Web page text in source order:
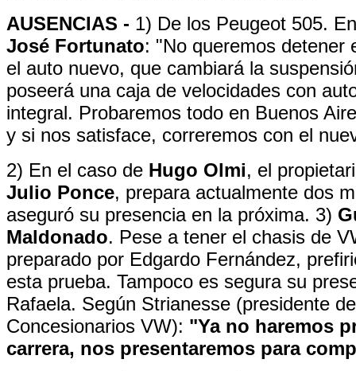
AUSENCIAS - 1) De los Peugeot 505.
José Fortunato: "No queremos detener
el auto nuevo, que cambiará la
poseerá una caja de velocidades con
integral. Probaremos todo en Buenos
y si nos satisface, correremos con el
2) En el caso de Hugo Olmi, el
Julio Ponce, prepara actualmente dos
aseguró su presencia en la próxima. 3)
Maldonado. Pese a tener el chasis de
preparado por Edgardo Fernández,
esta prueba. Tampoco es segura su
Rafaela. Según Strianesse (presidente
Concesionarios VW): "Ya no haremos
carrera, nos presentaremos para